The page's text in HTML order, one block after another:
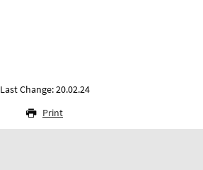
Last Change: 20.02.24
Print